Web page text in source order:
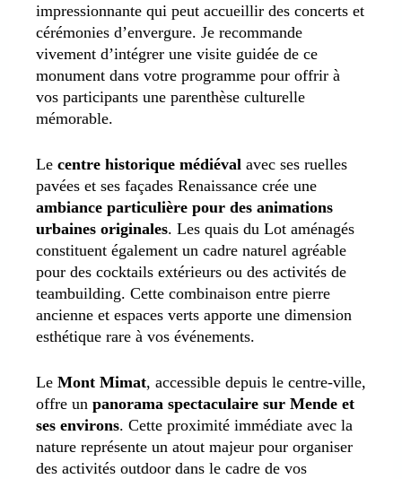
impressionnante qui peut accueillir des concerts et
cérémonies d’envergure. Je recommande
vivement d’intégrer une visite guidée de ce
monument dans votre programme pour offrir à
vos participants une parenthèse culturelle
mémorable.
Le centre historique médiéval avec ses ruelles
pavées et ses façades Renaissance crée une
ambiance particulière pour des animations
urbaines originales. Les quais du Lot aménagés
constituent également un cadre naturel agréable
pour des cocktails extérieurs ou des activités de
teambuilding. Cette combinaison entre pierre
ancienne et espaces verts apporte une dimension
esthétique rare à vos événements.
Le Mont Mimat, accessible depuis le centre-ville,
offre un panorama spectaculaire sur Mende et
ses environs. Cette proximité immédiate avec la
nature représente un atout majeur pour organiser
des activités outdoor dans le cadre de vos